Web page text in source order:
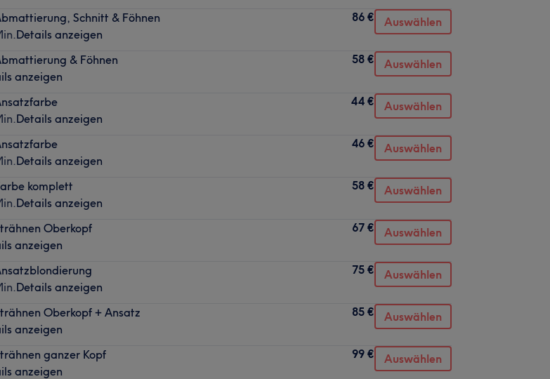
Schnitt & Föhnen
Details anzeigen
86 € Auswählen
& Föhnen
anzeigen
58 € Auswählen
Details anzeigen
44 € Auswählen
Details anzeigen
46 € Auswählen
komplett
Details anzeigen
58 € Auswählen
Oberkopf
anzeigen
67 € Auswählen
Details anzeigen
75 € Auswählen
Oberkopf + Ansatz
anzeigen
85 € Auswählen
ganzer Kopf
anzeigen
99 € Auswählen